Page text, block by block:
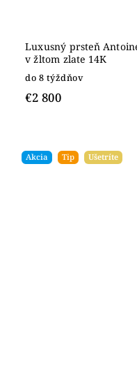
Luxusný prsteň
v žltom zlate 14K
do 8 týždňov
€2 800
Akcia Tip Ušetríte